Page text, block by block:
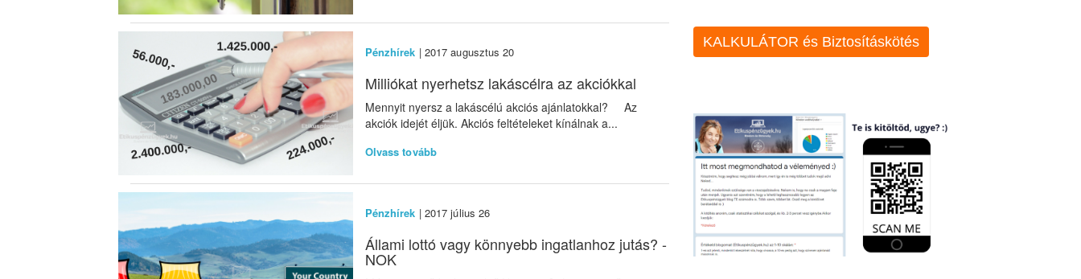
Pénzhírek | 2017 augusztus 20
Milliókat nyerhetsz lakáscélra az akciókkal
Mennyit nyersz a lakáscélú akciós ajánlatokkal? Az
akciók idejét éljük. Akciós feltételeket kínálnak a...
Olvass tovább
Pénzhírek | 2017 július 26
Állami lottó vagy könnyebb ingatlanhoz jutás? -
NOK
KALKULÁTOR és Biztosításkötés